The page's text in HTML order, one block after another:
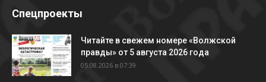
Спецпроекты
Читайте в свежем номере «Волжской
правды» от 5 августа 2026 года
05.08.2026 в 07:39